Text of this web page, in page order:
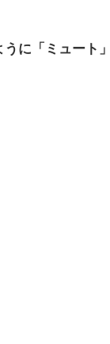
に「ミュート